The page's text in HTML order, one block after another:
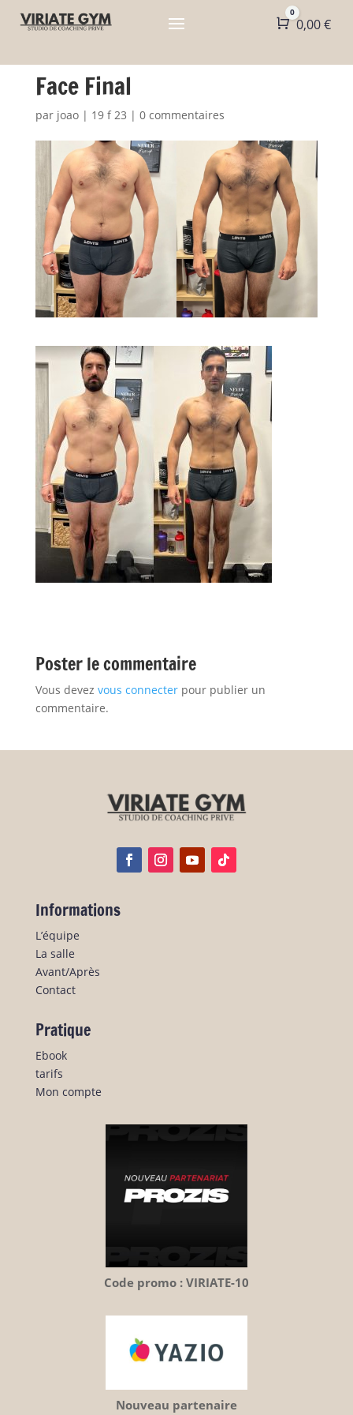
Panier
0
0,00€
Face Final
par joao| 19 f 23 | 0 commentaires
Poster le commentaire
Vous devez vous connecterpour publier un
commentaire.
Informations
L’équipe
La salle
Avant/Après
Contact
Pratique
Ebook
tarifs
Mon compte
Code promo : VIRIATE-10
Nouveau partenaire